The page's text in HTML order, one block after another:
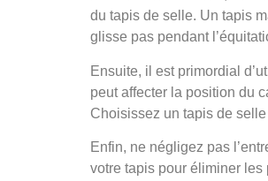
du tapis de selle. Un tapis
glisse pas pendant
Ensuite, il est primordial
peut affecter la position du
Choisissez un tapis de
Enfin, ne négligez pas
votre tapis pour éliminer